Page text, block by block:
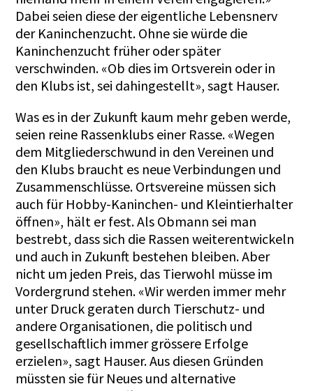
Dabei seien diese der eigentliche Lebensnerv
der Kaninchenzucht. Ohne sie würde die
Kaninchenzucht früher oder später
verschwinden. «Ob dies im Ortsverein oder in
den Klubs ist, sei dahingestellt», sagt Hauser.
Was es in der Zukunft kaum mehr geben werde,
seien reine Rassenklubs einer Rasse. «Wegen
dem Mitgliederschwund in den Vereinen und
den Klubs braucht es neue Verbindungen und
Zusammenschlüsse. Ortsvereine müssen sich
auch für Hobby-Kaninchen- und Kleintierhalter
öffnen», hält er fest. Als Obmann sei man
bestrebt, dass sich die Rassen weiterentwickeln
und auch in Zukunft bestehen bleiben. Aber
nicht um jeden Preis, das Tierwohl müsse im
Vordergrund stehen. «Wir werden immer mehr
unter Druck geraten durch Tierschutz- und
andere Organisationen, die politisch und
gesellschaftlich immer grössere Erfolge
erzielen», sagt Hauser. Aus diesen Gründen
müssten sie für Neues und alternative